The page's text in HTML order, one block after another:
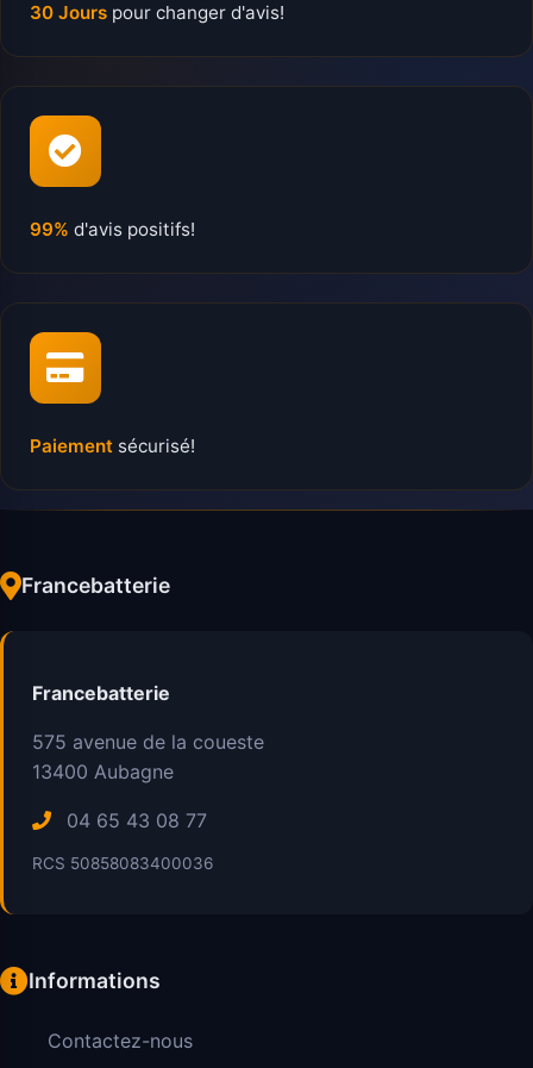
30 Jours pour changer d'avis!
99% d'avis positifs!
Paiement sécurisé!
Francebatterie
Francebatterie
575 avenue de la coueste
13400 Aubagne
04 65 43 08 77
RCS 50858083400036
Informations
Contactez-nous